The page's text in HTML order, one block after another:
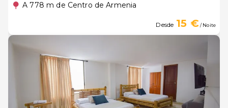
A 778 m de Centro de Armenia
Desde 15 €/ Noite